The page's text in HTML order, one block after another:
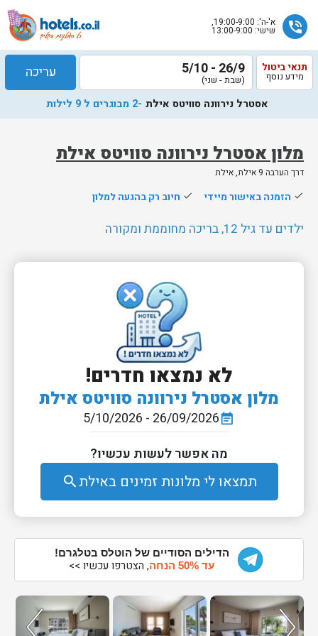
phone_in_talk א'-ה': 19:00-9:00,
שישי: 13:00-9:00
מלון אסטרל נירוונה סוויטס אילת
דרך הערבה 9 אילת, אילת
תנאי ביטול
מידע נוסף 26/9 - 5/10
(שבת - שני) עריכה
אסטרל נירוונה סוויטס אילת -2 מבוגרים ל 9 לילות
done הזמנה באישור מיידי done חיוב רק בהגעה למלון
ילדים עד גיל 12, בריכה מחוממת ומקורה
לא נמצאו חדרים!
מלון אסטרל נירוונה סוויטס אילת
event_note
26/09/2026 - 5/10/2026
מה אפשר לעשות עכשיו?
תמצאו לי מלונות זמינים באילתsearch
הדילים הסודיים של הוטלס בטלגרם!
עד 50% הנחה
, הצטרפו עכשיו >>
שלח
הוטלס